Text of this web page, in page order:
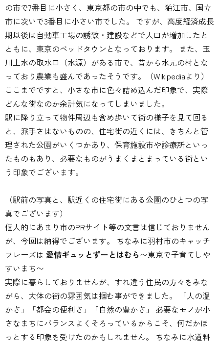
の市で7番目に小さく、東京都の市の中でも、狛江市、国立
市に次いで3番目に小さい市でした。 ですが、高度経済成長
期以後は自動車工場の誘致・建設などで人口が増加したと
ともに、東京のベッドタウンとなっております。 また、玉
川上水の取水口（水源）がある市で、昔から水元の村とな
っており農業も盛んであったそうです。（Wikipediaより）
ここまでですと、小さな市に色々詰め込んだ印象で、実際
どんな街なのか余計気になってしまいました。
駅に降り立って物件周辺も含め歩いて街の様子を見て回る
と、派手さはないものの、住宅街の近くには、きちんと管
理された公園がいくつかあり、保育施設市や診療所といっ
たものもあり、必要なものがうまくまとまっている街とい
う印象でございます。
（駅前の写真と、駅近くの住宅街にある公園のひとつの写
真でございます）
個人的にあまり市のPRサイト等の文言は信じておりません
が、今回は納得でございます。 ちなみに羽村市のキャッチ
フレーズは 愛情ギュッとずーとはむら〜東京で子育てしや
すいまち〜
実際に暮らしておりませんが、すれ違う住民の方々をみな
がら、大体の街の雰囲気は掴む事ができました。 「人の温
かさ」「都会の便利さ」「自然の豊かさ」 必要なモノが小
さなまちにバランスよくそろっているからこそ、何だかほ
っとする印象を受けたのかもしれません。 ちなみに水道料